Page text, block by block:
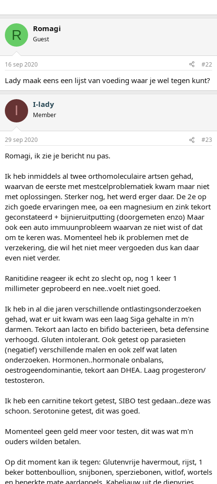
R Romagi
Guest
16 sep 2020 #22
Lady maak eens een lijst van voeding waar je wel tegen kunt?
I I-lady
Member
29 sep 2020 #23
Romagi, ik zie je bericht nu pas.
Ik heb inmiddels al twee orthomoleculaire artsen gehad,
waarvan de eerste met mestcelproblematiek kwam maar niet
met oplossingen. Sterker nog, het werd erger daar. De 2e op
zich goede ervaringen mee, oa een magnesium en zink tekort
geconstateerd + bijnieruitputting (doorgemeten enzo) Maar
ook een auto immuunprobleem waarvan ze niet wist of dat
om te keren was. Momenteel heb ik problemen met de
verzekering, die wil het niet meer vergoeden dus kan daar
even niet verder.
Ranitidine reageer ik echt zo slecht op, nog 1 keer 1
millimeter geprobeerd en nee..voelt niet goed.
Ik heb in al die jaren verschillende ontlastingsonderzoeken
gehad, wat er uit kwam was een laag Siga gehalte in m'n
darmen. Tekort aan lacto en bifido bacterieen, beta defensine
verhoogd. Gluten intolerant. Ook getest op parasieten
(negatief) verschillende malen en ook zelf wat laten
onderzoeken. Hormonen..hormonale onbalans,
oestrogeendominantie, tekort aan DHEA. Laag progesteron/
testosteron.
Ik heb een carnitine tekort getest, SIBO test gedaan..deze was
schoon. Serotonine getest, dit was goed.
Momenteel geen geld meer voor testen, dit was wat m'n
ouders wilden betalen.
Op dit moment kan ik tegen: Glutenvrije havermout, rijst, 1
beker bottenboullion, snijbonen, sperziebonen, witlof, wortels